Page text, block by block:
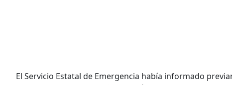
El Servicio Estatal de Emergencia había informado